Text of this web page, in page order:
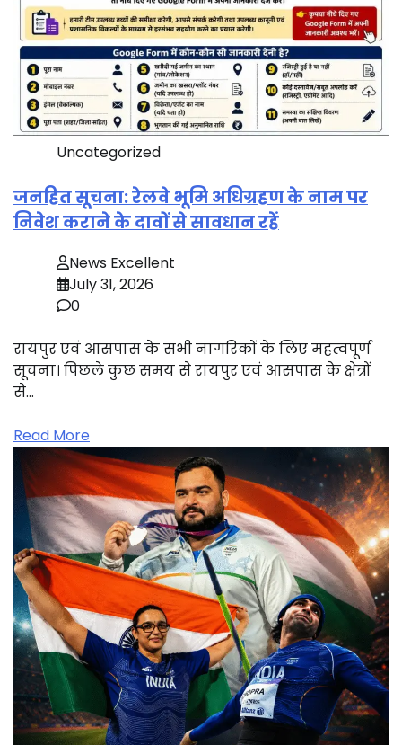
Uncategorized
जनहित सूचना: रेलवे भूमि अधिग्रहण के नाम पर
निवेश कराने के दावों से सावधान रहें
News Excellent
July 31, 2026
0
रायपुर एवं आसपास के सभी नागरिकों के लिए महत्वपूर्ण
सूचना। पिछले कुछ समय से रायपुर एवं आसपास के क्षेत्रों
से…
Read More